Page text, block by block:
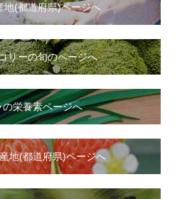
地(都道府県)ページへ
リーの旬のページへ
の栄養素ページへ
産地(都道府県)ページへ